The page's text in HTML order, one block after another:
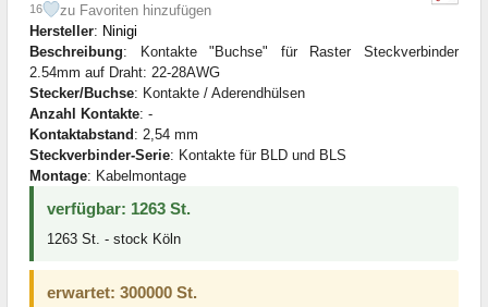
16
zu Favoriten hinzufügen
Hersteller: Ninigi
Beschreibung: Kontakte "Buchse" für Raster Steckverbinder
2.54mm auf Draht: 22-28AWG
Stecker/Buchse: Kontakte / Aderendhülsen
Anzahl Kontakte: -
Kontaktabstand: 2,54 mm
Steckverbinder-Serie: Kontakte für BLD und BLS
Montage: Kabelmontage
verfügbar: 1263 St.
1263 St. - stock Köln
erwartet: 300000 St.